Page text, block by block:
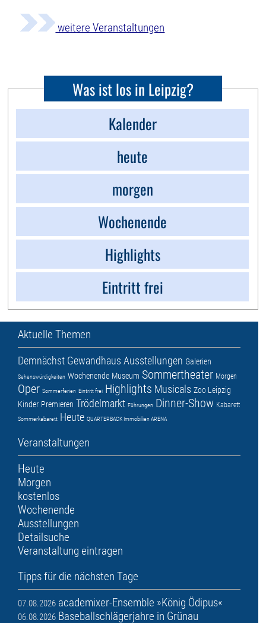
weitere Veranstaltungen
Was ist los in Leipzig?
Kalender
heute
morgen
Wochenende
Highlights
Eintritt frei
Aktuelle Themen
Demnächst Gewandhaus Ausstellungen Galerien
Sehenswürdigkeiten Wochenende Museum Sommertheater Morgen
Oper Sommerferien Eintritt frei Highlights Musicals Zoo Leipzig
Kinder Premieren Trödelmarkt Führungen Dinner-Show Kabarett
Sommerkabarett Heute QUARTERBACK Immobilien ARENA
Veranstaltungen
Heute
Morgen
kostenlos
Wochenende
Ausstellungen
Detailsuche
Veranstaltung eintragen
Tipps für die nächsten Tage
07.08.2026 academixer-Ensemble »König Ödipus«
06.08.2026 Baseballschlägerjahre in Grünau